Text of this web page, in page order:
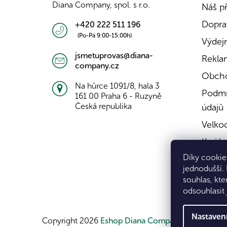
Díky
jednodušší.
souhlas,
odsouhlasit
Diana Company, spol. s r.o.
+420 222 511 196
(Po-Pá 9:00-15:00h)
jsmetuprovas@diana-
company.cz
Na hůrce 1091/8, hala 3
161 00 Praha 6 - Ruzyně
Česká republika
Náš
údajů
Copyright 2026 Eshop Diana Company, spol. s r.o.